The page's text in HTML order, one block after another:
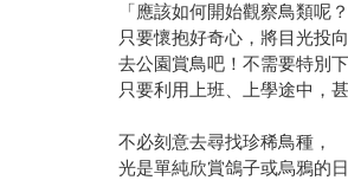
「應該如何開始觀察鳥類呢
只要懷抱好奇心，將目光投
去公園賞鳥吧！不需要特別
只要利用上班、上學途中，
不必刻意去尋找珍稀鳥種，
光是單純欣賞鴿子或烏鴉的